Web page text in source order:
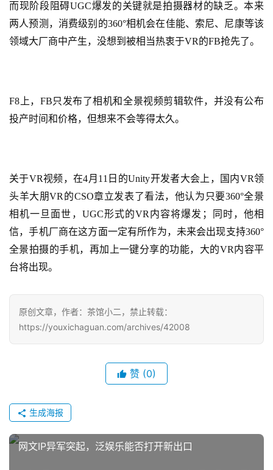
2
0
2
三
届
月
3
日
游
会
上
而现阶段阻碍UGC爆发的关键就是拍摄器材的缺乏。本来
两人预测，消费级别的360°相机会在佳能、索尼、尼康等该
领域大厂商中产生，没想到被相当热衷于VR的FB抢先了。
F8上，FB只发布了相机和全景视频剪辑软件，并没有公布
投产时间和价格，但想来不会等得太久。
关于VR视频，在4月11日的Unity开发者大会上，国内VR领
头羊大朋VR的CSO章立发表了看法，他认为只要360°全景
相机一旦面世，UGC形式的VR内容将爆发；同时，他相
信，手机厂商在这方面一定有所作为，未来会出现支持360°
全景拍摄的手机，再加上一键分享的功能，大的VR内容平
台将出现。
原创文章，作者：茶馆小二，禁止转载：
https://youxichaguan.com/archives/42008
赞 (0)
生成海报
网文IP异军突起，泛娱乐能否打开新出口